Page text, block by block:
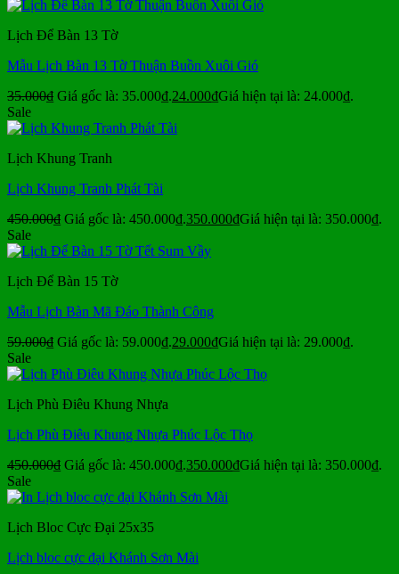
Lịch Để Bàn 13 Tờ
Mẫu Lịch Bàn 13 Tờ Thuận Buồn Xuôi Gió
35.000₫ Giá gốc là: 35.000₫.24.000₫Giá hiện tại là: 24.000₫.
Sale
Lịch Khung Tranh
Lịch Khung Tranh Phát Tài
450.000₫ Giá gốc là: 450.000₫.350.000₫Giá hiện tại là: 350.000₫.
Sale
Lịch Để Bàn 15 Tờ
Mẫu Lịch Bàn Mã Đáo Thành Công
59.000₫ Giá gốc là: 59.000₫.29.000₫Giá hiện tại là: 29.000₫.
Sale
Lịch Phù Điêu Khung Nhựa
Lịch Phù Điêu Khung Nhựa Phúc Lộc Thọ
450.000₫ Giá gốc là: 450.000₫.350.000₫Giá hiện tại là: 350.000₫.
Sale
Lịch Bloc Cực Đại 25x35
Lịch bloc cực đại Khánh Sơn Mài